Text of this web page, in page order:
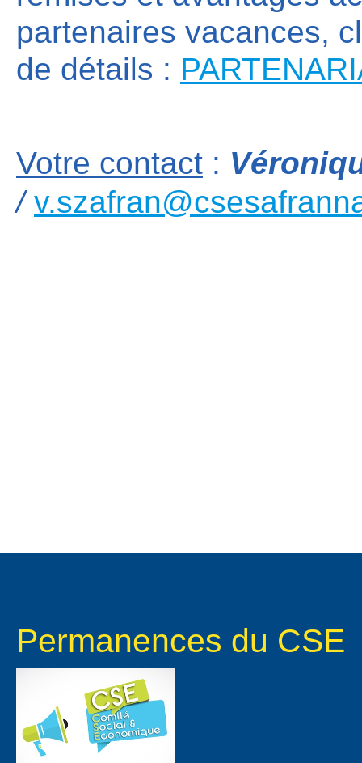
partenaires vacances,
de détails :
Votre contact :
/
Permanences du CSE